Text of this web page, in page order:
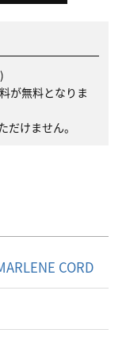
が無料となりま
けません。
CORD